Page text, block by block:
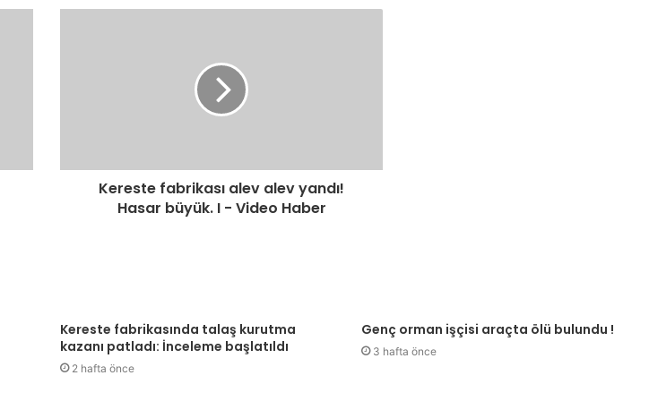
Kereste fabrikası alev alev yandı!
Hasar büyük. I - Video Haber
Kereste fabrikasında talaş kurutma
kazanı patladı: İnceleme başlatıldı
2 hafta önce
Genç orman işçisi araçta ölü bulundu !
3 hafta önce